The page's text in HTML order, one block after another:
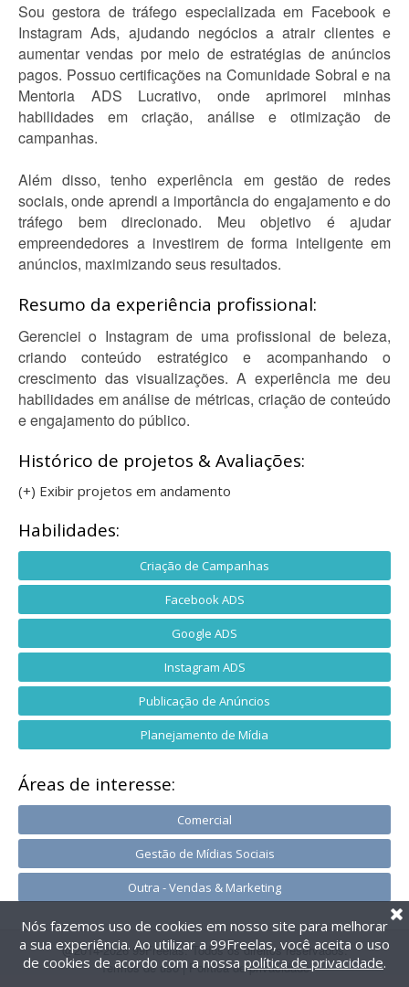
Sou gestora de tráfego especializada em Facebook e
Instagram Ads, ajudando negócios a atrair clientes e
aumentar vendas por meio de estratégias de anúncios
pagos. Possuo certificações na Comunidade Sobral e na
Mentoria ADS Lucrativo, onde aprimorei minhas
habilidades em criação, análise e otimização de
campanhas.
Além disso, tenho experiência em gestão de redes
sociais, onde aprendi a importância do engajamento e do
tráfego bem direcionado. Meu objetivo é ajudar
empreendedores a investirem de forma inteligente em
anúncios, maximizando seus resultados.
Resumo da experiência profissional:
Gerenciei o Instagram de uma profissional de beleza,
criando conteúdo estratégico e acompanhando o
crescimento das visualizações. A experiência me deu
habilidades em análise de métricas, criação de conteúdo
e engajamento do público.
Histórico de projetos & Avaliações:
(+) Exibir projetos em andamento
Habilidades:
Criação de Campanhas
Facebook ADS
Google ADS
Instagram ADS
Publicação de Anúncios
Planejamento de Mídia
Áreas de interesse:
Comercial
Gestão de Mídias Sociais
Outra - Vendas & Marketing
@2014-2026 99Freelas. Todos os direitos reservados.
Termos de uso| Política de privacidade
Nós fazemos uso de cookies em nosso site para melhorar
a sua experiência. Ao utilizar a 99Freelas, você aceita o uso
de cookies de acordo com a nossa política de privacidade.